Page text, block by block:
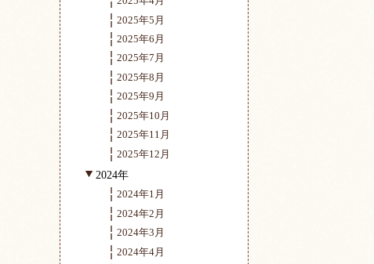
2025年5月
2025年6月
2025年7月
2025年8月
2025年9月
2025年10月
2025年11月
2025年12月
2024年
2024年1月
2024年2月
2024年3月
2024年4月